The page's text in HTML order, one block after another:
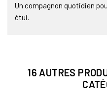
Un compagnon quotidien
étui.
16 AUTRES